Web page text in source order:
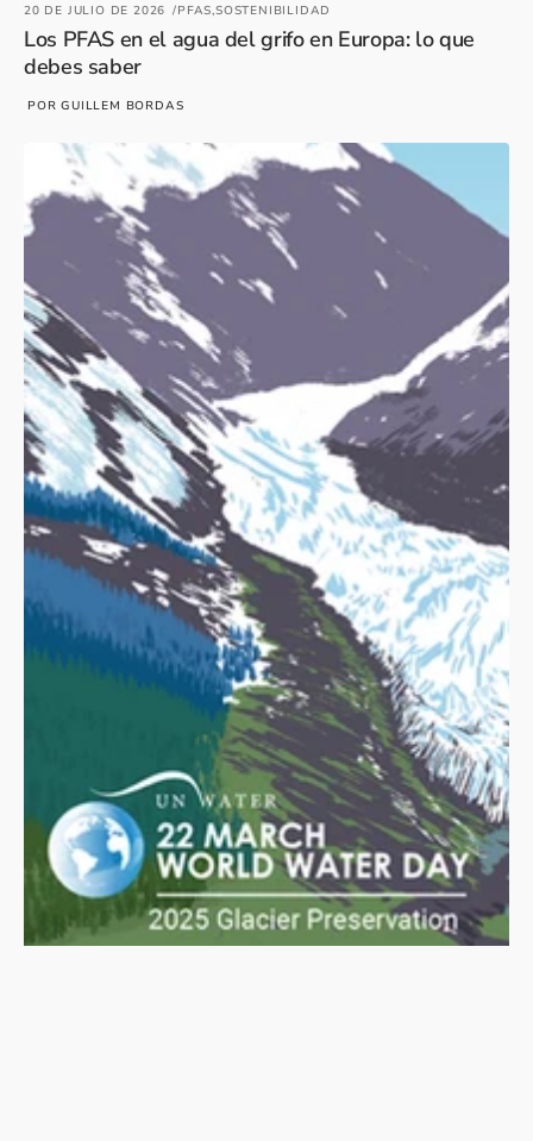
20 DE JULIO DE 2026 PFAS,SOSTENIBILIDAD
Los PFAS en el agua del grifo en Europa: lo que
debes saber
POR GUILLEM BORDAS